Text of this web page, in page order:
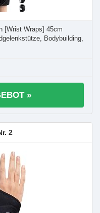
[Wrist Wraps] 45cm
Bodybuilding,
»
2